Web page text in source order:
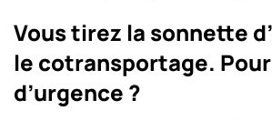
Vous tirez la sonnette
le cotransportage.
d’urgence ?